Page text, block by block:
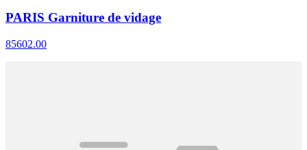
PARIS Garniture de vidage
85602.00